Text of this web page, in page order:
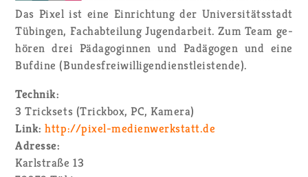
Das Pixel ist eine Ein­rich­tung der Uni­ver­si­täts­stadt
Tü­bin­gen, Fach­ab­tei­lung Ju­gend­ar­beit. Zum Team ge­
hö­ren drei Päd­ago­gin­nen und Padägo­gen und eine
Buf­di­ne (Bun­des­frei­wil­li­gen­dienst­leis­ten­de).
Tech­nik:
3 Trick­sets (Trick­box, PC, Ka­me­ra)
Link:http://​pixel-​med​ienw​erks​tatt.​de
Adres­se:
Karl­stra­ße 13